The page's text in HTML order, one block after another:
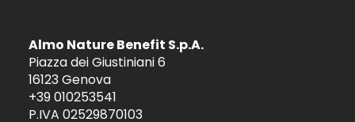
Almo Nature Benefit S.p.A.
Piazza dei Giustiniani 6
16123 Genova
+39 010253541
P.IVA 02529870103